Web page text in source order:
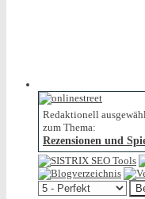
Redaktionell
zum Thema:
Rezensionen und